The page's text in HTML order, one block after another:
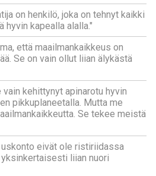
on henkilö, joka on tehnyt kaikki
hyvin kapealla alalla."
että maailmankaikkeus on
Se on vain ollut liian älykästä
vain kehittynyt apinarotu hyvin
pikkuplaneetalla. Mutta me
Se tekee meistä
uskonto eivät ole ristiriidassa
liian nuori